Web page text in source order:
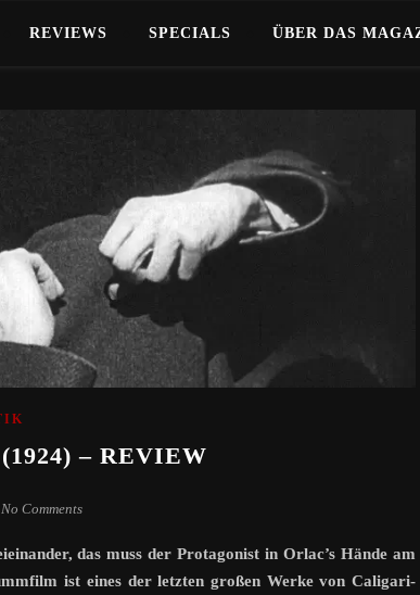
REVIEWS SPECIALS ÜBER DAS
– REVIEW
No Comments
das muss der Protagonist in Orlac’s Hände am
ist eines der letzten großen Werke von Caligari-